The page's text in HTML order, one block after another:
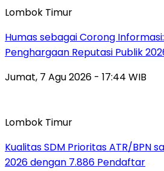
Lombok Timur
Humas sebagai Corong
Penghargaan Reputasi Publik
Jumat, 7 Agu 2026 - 17:44 WIB
Lombok Timur
Kualitas SDM Prioritas ATR/BPN
2026 dengan 7.886 Pendaftar